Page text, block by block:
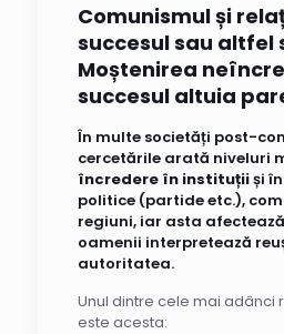
Comunismul și
succesul sau altfel
Moștenirea
succesul altuia
În multe societăți post-
cercetările arată niveluri
încredere în instituțiiși
politice (partide etc.),
regiuni, iar asta
oamenii interpretează
autoritatea.
Unul dintre cele mai adânci
este acesta: